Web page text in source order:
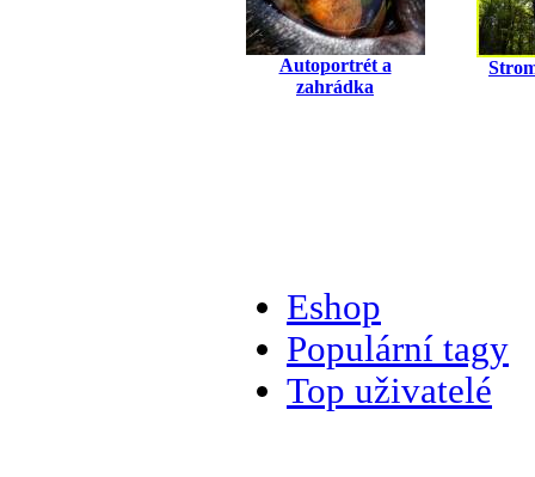
Autoportrét a
zahrádka
Eshop
Populární tagy
Top uživatelé